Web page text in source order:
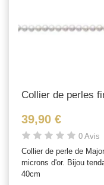
Collier de perles
39,90 €
0 Avis
Collier de perle de
microns d'or. Bijou
40cm